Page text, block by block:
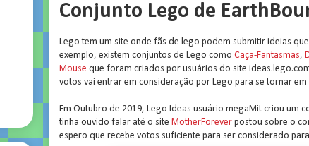
Conjunto Lego de
Lego tem um site onde fãs de lego podem submitir ideias
exemplo, existem conjuntos de Lego como Caça-Fantasmas,
Mouse que foram criados por usuários do site
votos vai entrar em consideração por Lego para se tornar
Em Outubro de 2019, Lego Ideas usuário megaMit criou um
tinha ouvido falar até o site MotherForever postou sobre o
espero que recebe votos suficiente para ser considerado